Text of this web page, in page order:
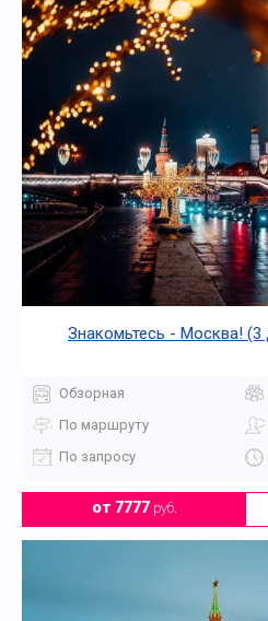
Знакомьтесь - Москва!
Обзорная
По маршруту
По запросу
от 7777руб.